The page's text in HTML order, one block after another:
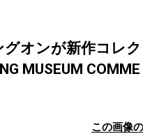
オンが新作コレ
MUSEUM
この画像